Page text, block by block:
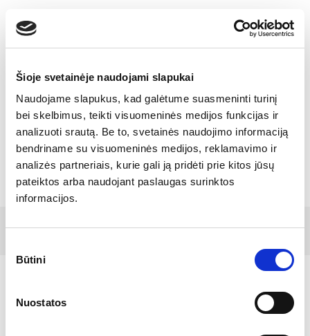
Šioje svetainėje naudojami slapukai
Naudojame slapukus, kad galėtume suasmeninti turinį
bei skelbimus, teikti visuomeninės medijos funkcijas ir
analizuoti srautą. Be to, svetainės naudojimo informaciją
bendriname su visuomeninės medijos, reklamavimo ir
analizės partneriais, kurie gali ją pridėti prie kitos jūsų
pateiktos arba naudojant paslaugas surinktos
informacijos.
pasirinkimas
Būtini
Nuostatos
Toggle
Tamro Celebrates 120th
Anniversary